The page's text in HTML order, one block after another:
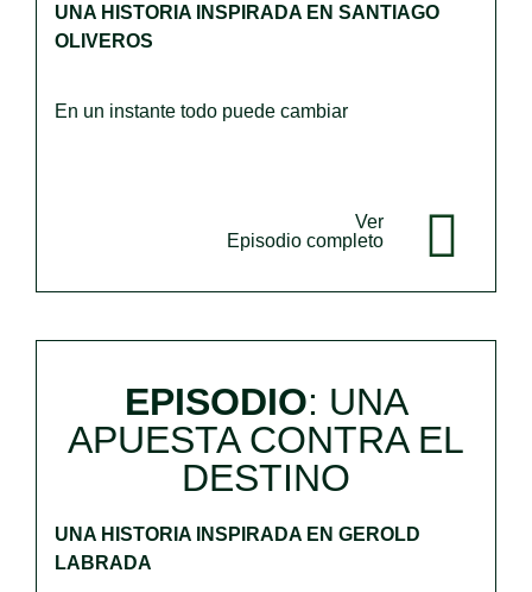
UNA HISTORIA INSPIRADA EN SANTIAGO
OLIVEROS
En un instante todo puede cambiar
Ver
Episodio completo
EPISODIO: UNA
APUESTA CONTRA EL
DESTINO
UNA HISTORIA INSPIRADA EN GEROLD
LABRADA